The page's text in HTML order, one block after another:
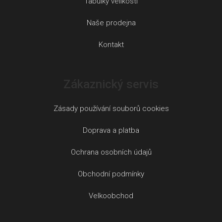
Naše prodejna
Kontakt
Zásady používání souborů cookies
Doprava a platba
Ochrana osobních údajů
Obchodní podmínky
Velkoobchod